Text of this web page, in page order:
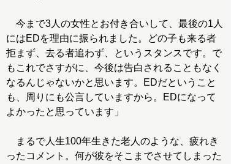
今まで3人の女性とお付き合いして、最後の1人
にはEDを理由に振られました。どの子も来る者
拒まず、去る者追わず、というスタンスです。で
もこれでさすがに、今後は告白されることもなく
なるんじゃないかと思います。EDだということ
も、周りにも公言していますから。EDになって
よかったと思っています」
まるで人生100年生きた老人のような、疲れき
ったコメント。何が彼をそこまでさせてしまった